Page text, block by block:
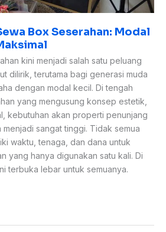
Box Seserahan: Modal
kini menjadi salah satu peluang
dilirik, terutama bagi generasi muda
dengan modal kecil. Di tengah
yang mengusung konsep estetik,
kebutuhan akan properti penunjang
sangat tinggi. Tidak semua
waktu, tenaga, dan dana untuk
yang hanya digunakan satu kali. Di
terbuka lebar untuk semuanya.